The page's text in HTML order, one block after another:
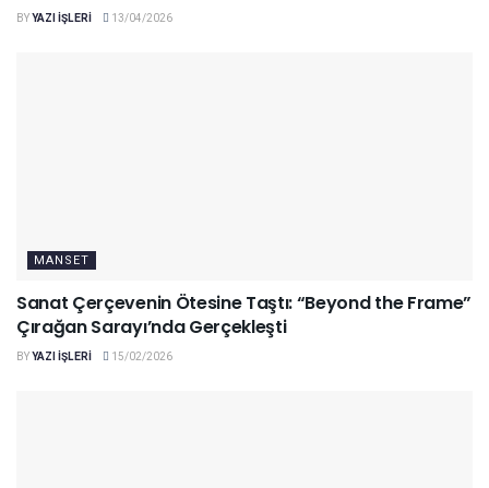
BYYAZI IŞLERI 13/04/2026
MANSET
Sanat Çerçevenin Ötesine Taştı: “Beyond the Frame”
Çırağan Sarayı’nda Gerçekleşti
BYYAZI IŞLERI 15/02/2026